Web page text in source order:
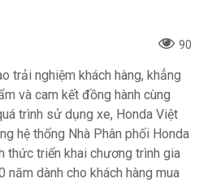
90
trải nghiệm khách hàng, khẳng
và cam kết đồng hành cùng
trình sử dụng xe, Honda Việt
hệ thống Nhà Phân phối Honda
thức triển khai chương trình gia
năm dành cho khách hàng mua